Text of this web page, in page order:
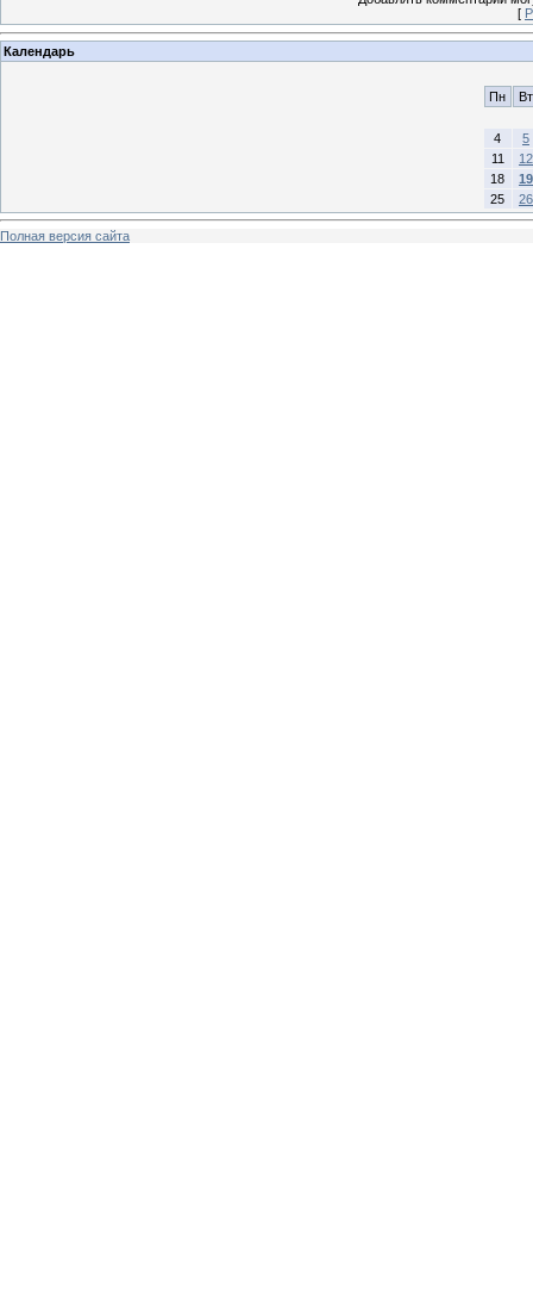
[
Календарь
Пн Вт
4
5
11
12
18
19
25
26
Полная версия сайта